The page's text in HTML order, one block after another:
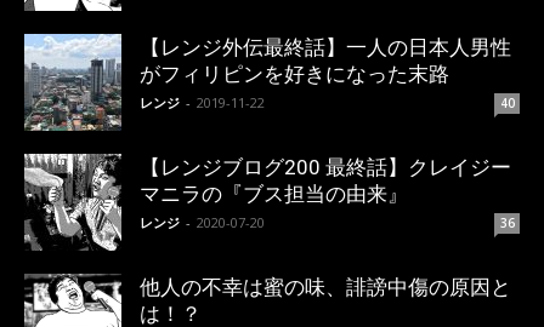
【レンジ外伝最終話】一人の日本人男性
がフィリピンを好きになった末路
レンジ - 2019-11-22 40
【レンジブログ200 最終話】クレイジー
マニラの『ブス担当の由来』
レンジ - 2020-07-20 36
他人の不幸は蜜の味、誹謗中傷の原因と
は！？